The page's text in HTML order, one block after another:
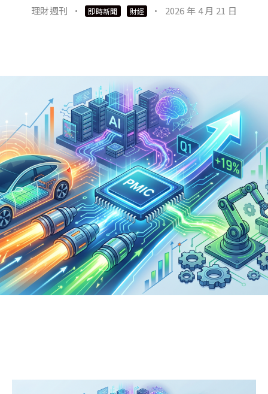
理財週刊 · 即時新聞 財經 · 2026 年 4 月 21 日